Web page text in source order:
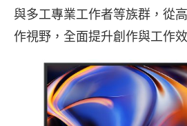
與多工專業工作者等族群，從
作視野，全面提升創作與工作效